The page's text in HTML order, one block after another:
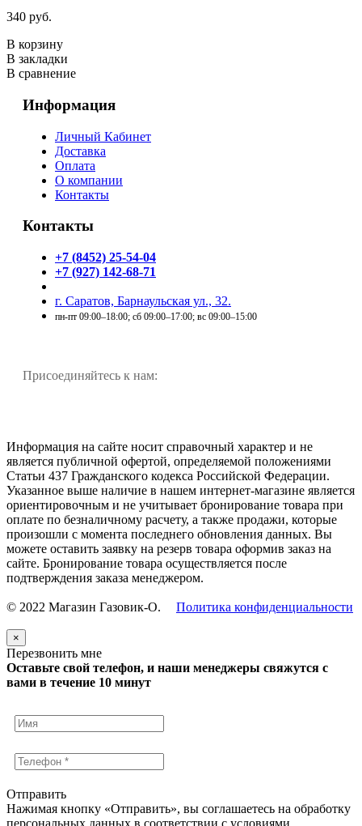
340 руб.
В корзину
В закладки
В сравнение
Информация
Личный Кабинет
Доставка
Оплата
О компании
Контакты
Контакты
+7 (8452) 25-54-04
+7 (927) 142-68-71
г. Саратов, Барнаульская ул., 32.
пн-пт 09:00–18:00; сб 09:00–17:00; вс 09:00–15:00
Присоединяйтесь к нам:
Информация на сайте носит справочный характер и не
является публичной офертой, определяемой положениями
Статьи 437 Гражданского кодекса Российской Федерации.
Указанное выше наличие в нашем интернет-магазине является
ориентировочным и не учитывает бронирование товара при
оплате по безналичному расчету, а также продажи, которые
произошли с момента последнего обновления данных. Вы
можете оставить заявку на резерв товара оформив заказ на
сайте. Бронирование товара осуществляется после
подтверждения заказа менеджером.
© 2022 Магазин Газовик-О. Политика конфиденциальности
×
Перезвонить мне
Оставьте свой телефон, и наши менеджеры свяжутся с
вами в течение 10 минут
Отправить
Нажимая кнопку «Отправить», вы соглашаетесь на обработку